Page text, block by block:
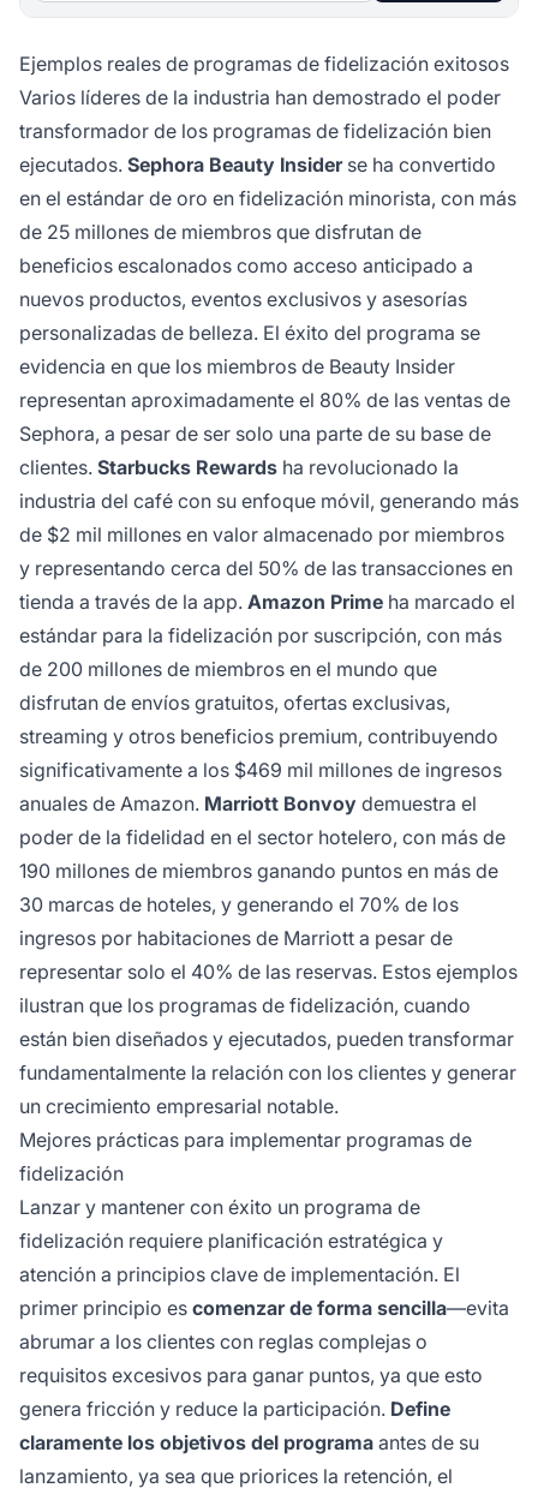
Ejemplos reales de programas de fidelización exitosos
Varios líderes de la industria han demostrado el poder
transformador de los programas de fidelización bien
ejecutados. Sephora Beauty Insiderse ha convertido
en el estándar de oro en fidelización minorista, con más
de 25 millones de miembros que disfrutan de
beneficios escalonados como acceso anticipado a
nuevos productos, eventos exclusivos y asesorías
personalizadas de belleza. El éxito del programa se
evidencia en que los miembros de Beauty Insider
representan aproximadamente el 80% de las ventas de
Sephora, a pesar de ser solo una parte de su base de
clientes. Starbucks Rewards ha revolucionado la
industria del café con su enfoque móvil, generando más
de $2 mil millones en valor almacenado por miembros
y representando cerca del 50% de las transacciones en
tienda a través de la app. Amazon Prime ha marcado el
estándar para la fidelización por suscripción, con más
de 200 millones de miembros en el mundo que
disfrutan de envíos gratuitos, ofertas exclusivas,
streaming y otros beneficios premium, contribuyendo
significativamente a los $469 mil millones de ingresos
anuales de Amazon. Marriott Bonvoy demuestra el
poder de la fidelidad en el sector hotelero, con más de
190 millones de miembros ganando puntos en más de
30 marcas de hoteles, y generando el 70% de los
ingresos por habitaciones de Marriott a pesar de
representar solo el 40% de las reservas. Estos ejemplos
ilustran que los programas de fidelización, cuando
están bien diseñados y ejecutados, pueden transformar
fundamentalmente la relación con los clientes y generar
un crecimiento empresarial notable.
Mejores prácticas para implementar programas de
fidelización
Lanzar y mantener con éxito un programa de
fidelización requiere planificación estratégica y
atención a principios clave de implementación. El
primer principio es comenzar de forma sencilla—evita
abrumar a los clientes con reglas complejas o
requisitos excesivos para ganar puntos, ya que esto
genera fricción y reduce la participación. Define
claramente los objetivos del programa antes de su
lanzamiento, ya sea que priorices la retención, el